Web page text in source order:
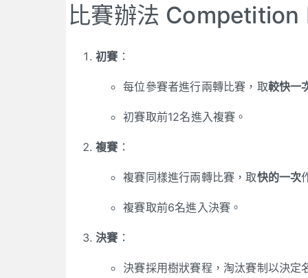
比賽辦法 Competition
初賽 ：
每位參賽者進行兩轉比賽，取較快一
初賽取前12名進入複賽。
複賽 ：
複賽同樣進行兩轉比賽，取快的一次
複賽取前6名進入決賽。
決賽 ：
決賽採用樹狀賽程，淘汰賽制以決定